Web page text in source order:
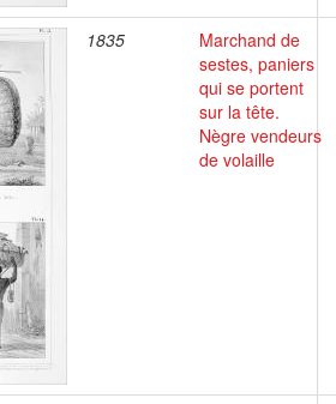
1835
Marchand de
sestes, paniers
qui se portent
sur la tête.
Nègre vendeurs
de volaille